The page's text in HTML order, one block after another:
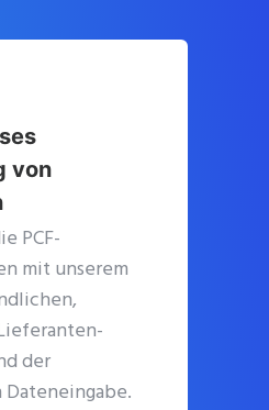
von
PCF-
mit unserem
der